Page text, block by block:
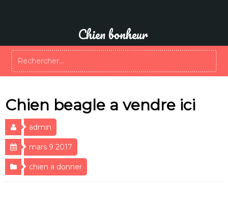
Chien bonheur
Chien beagle a vendre ici
admin
mars 9 2017
chien a donner
Rechercher :